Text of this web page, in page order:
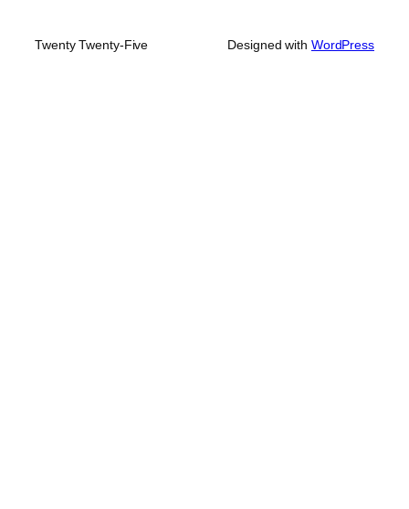
Twenty Twenty-Five Designed with WordPress